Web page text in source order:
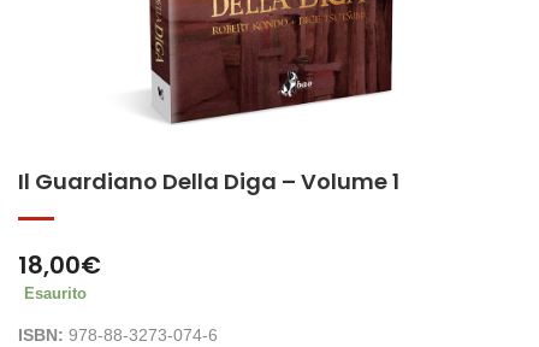
Il Guardiano Della Diga – Volume 1
18,00€
Esaurito
ISBN: 978-88-3273-074-6